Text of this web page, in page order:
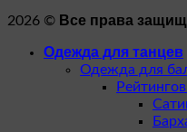
2026 © Все права
Одежда для танцев
Одежда для